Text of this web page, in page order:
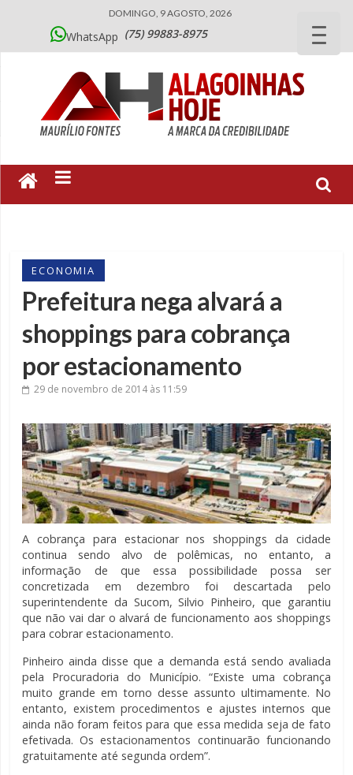
DOMINGO, 9 AGOSTO, 2026
WhatsApp (75) 99883-8975
ECONOMIA
Prefeitura nega alvará a
shoppings para cobrança
por estacionamento
29 de novembro de 2014às 11:59
A cobrança para estacionar nos shoppings da cidade
continua sendo alvo de polêmicas, no entanto, a
informação de que essa possibilidade possa ser
concretizada em dezembro foi descartada pelo
superintendente da Sucom, Silvio Pinheiro, que garantiu
que não vai dar o alvará de funcionamento aos shoppings
para cobrar estacionamento.
Pinheiro ainda disse que a demanda está sendo avaliada
pela Procuradoria do Município. “Existe uma cobrança
muito grande em torno desse assunto ultimamente. No
entanto, existem procedimentos e ajustes internos que
ainda não foram feitos para que essa medida seja de fato
efetivada. Os estacionamentos continuarão funcionando
gratuitamente até segunda ordem”.